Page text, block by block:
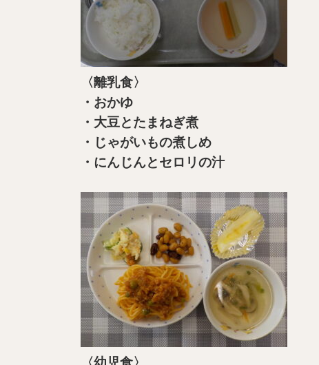
〈離乳食〉
・おかゆ
・大豆とたまねぎ煮
・じゃがいもの煮しめ
・にんじんとセロリの汁